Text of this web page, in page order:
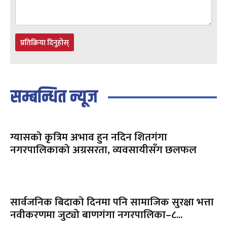
प्रतिक्रिया दिनुहोस्
सम्बन्धित न्यूज
ग्यासको कृत्रिम अभाव हुन नदिन शितगंगा
नगरपालिकाको अग्रसरता, व्यवसायीसँग छलफल
सार्वजनिक बिदाको दिनमा पनि सामाजिक सुरक्षा भत्ता
नवीकरणमा जुट्यो बाणगंगा नगरपालिका–८...